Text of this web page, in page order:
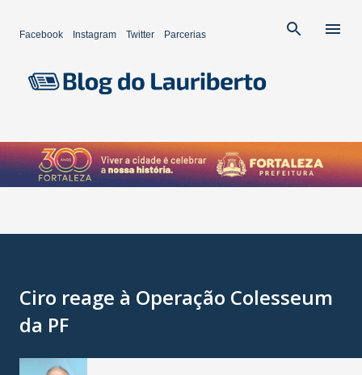
Facebook Instagram Twitter Parcerias
Ciro reage à Operação Colesseum
da PF